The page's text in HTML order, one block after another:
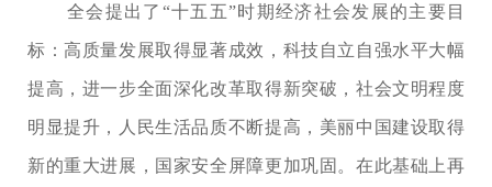
全会提出了“十五五”时期经济社会发展的主要目
标：高质量发展取得显著成效，科技自立自强水平大幅
提高，进一步全面深化改革取得新突破，社会文明程度
明显提升，人民生活品质不断提高，美丽中国建设取得
新的重大进展，国家安全屏障更加巩固。在此基础上再